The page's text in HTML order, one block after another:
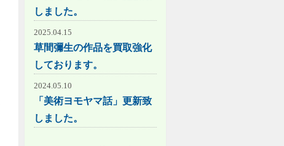
しました。
2025.04.15
草間彌生の作品を買取強化
しております。
2024.05.10
「美術ヨモヤマ話」更新致
しました。